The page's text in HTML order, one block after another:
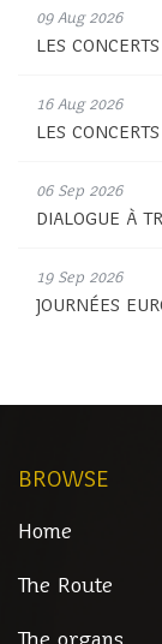
09 Aug 2026
LES
16 Aug 2026
LES
06 Sep 2026
DIALOGUE À
19 Sep 2026
JOURNÉES
BROWSE
Home
The Route